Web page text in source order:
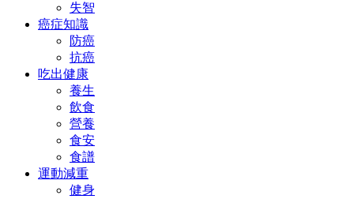
失智
癌症知識
防癌
抗癌
吃出健康
養生
飲食
營養
食安
食譜
運動減重
健身